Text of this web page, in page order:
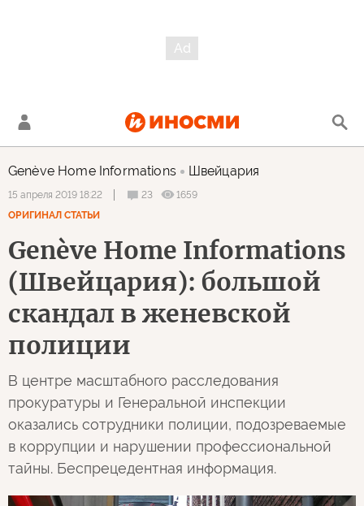
Genève Home Informations Швейцария
15 апреля 2019 18:22 23
1659
ОРИГИНАЛ СТАТЬИ
Genève Home Informations
(Швейцария): большой
скандал в женевской
полиции
В центре масштабного расследования
прокуратуры и Генеральной инспекции
оказались сотрудники полиции, подозреваемые
в коррупции и нарушении профессиональной
тайны. Беспрецедентная информация.